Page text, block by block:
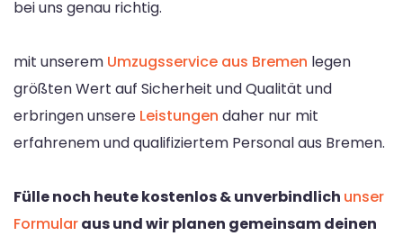
bei uns genau richtig.
mit unserem Umzugsservice aus Bremen legen
größten Wert auf Sicherheit und Qualität und
erbringen unsere Leistungen daher nur mit
erfahrenem und qualifiziertem Personal aus Bremen.
Fülle noch heute kostenlos & unverbindlich unser
Formularaus und wir planen gemeinsam deinen